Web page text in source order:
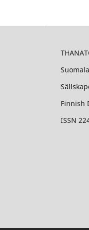
Finnish
ISSN